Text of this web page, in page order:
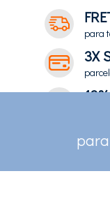
para
3X